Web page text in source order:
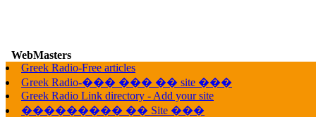
WebMasters
Greek Radio-Free articles
Greek Radio-��� ��� �� site ���
Greek Radio Link directory - Add your site
��������� �� Site ���